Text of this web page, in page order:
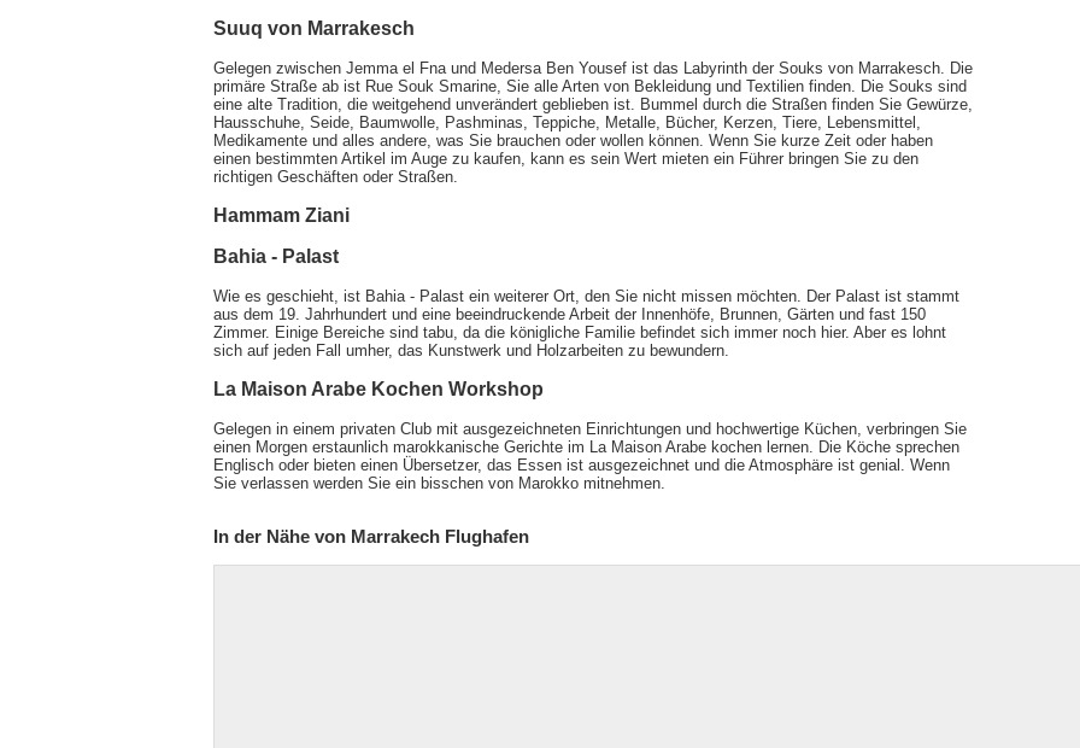
Suuq von Marrakesch
Gelegen zwischen Jemma el Fna und Medersa Ben Yousef ist das Labyrinth der Souks von Marrakesch. Die
primäre Straße ab ist Rue Souk Smarine, Sie alle Arten von Bekleidung und Textilien finden. Die Souks sind
eine alte Tradition, die weitgehend unverändert geblieben ist. Bummel durch die Straßen finden Sie Gewürze,
Hausschuhe, Seide, Baumwolle, Pashminas, Teppiche, Metalle, Bücher, Kerzen, Tiere, Lebensmittel,
Medikamente und alles andere, was Sie brauchen oder wollen können. Wenn Sie kurze Zeit oder haben
einen bestimmten Artikel im Auge zu kaufen, kann es sein Wert mieten ein Führer bringen Sie zu den
richtigen Geschäften oder Straßen.
Hammam Ziani
Bahia - Palast
Wie es geschieht, ist Bahia - Palast ein weiterer Ort, den Sie nicht missen möchten. Der Palast ist stammt
aus dem 19. Jahrhundert und eine beeindruckende Arbeit der Innenhöfe, Brunnen, Gärten und fast 150
Zimmer. Einige Bereiche sind tabu, da die königliche Familie befindet sich immer noch hier. Aber es lohnt
sich auf jeden Fall umher, das Kunstwerk und Holzarbeiten zu bewundern.
La Maison Arabe Kochen Workshop
Gelegen in einem privaten Club mit ausgezeichneten Einrichtungen und hochwertige Küchen, verbringen Sie
einen Morgen erstaunlich marokkanische Gerichte im La Maison Arabe kochen lernen. Die Köche sprechen
Englisch oder bieten einen Übersetzer, das Essen ist ausgezeichnet und die Atmosphäre ist genial. Wenn
Sie verlassen werden Sie ein bisschen von Marokko mitnehmen.
In der Nähe von Marrakech Flughafen